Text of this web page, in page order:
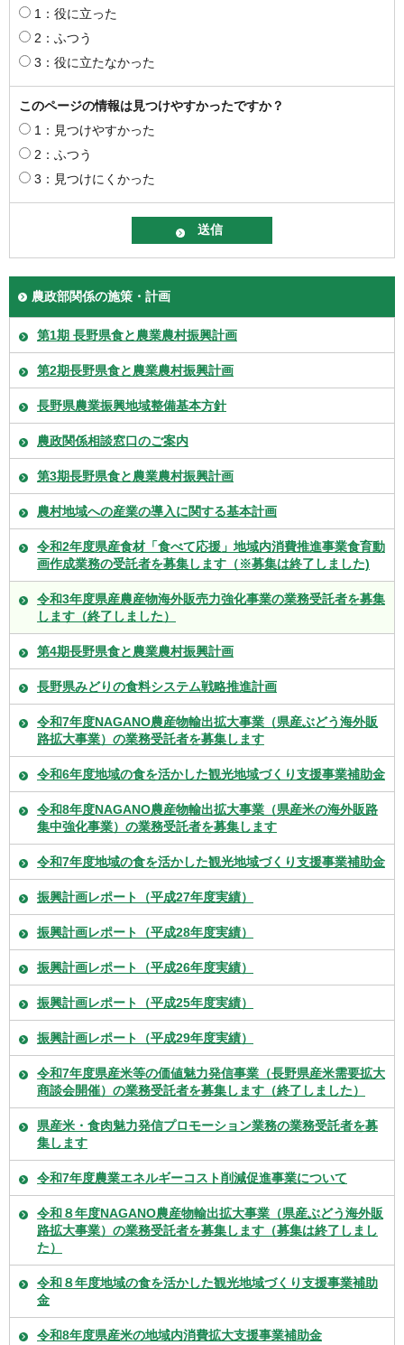
1：役に立った
2：ふつう
3：役に立たなかった
このページの情報は見つけやすかったですか？
1：見つけやすかった
2：ふつう
3：見つけにくかった
農政部関係の施策・計画
第1期 長野県食と農業農村振興計画
第2期長野県食と農業農村振興計画
長野県農業振興地域整備基本方針
農政関係相談窓口のご案内
第3期長野県食と農業農村振興計画
農村地域への産業の導入に関する基本計画
令和2年度県産食材「食べて応援」地域内消費推進事業食育動
画作成業務の受託者を募集します（※募集は終了しました)
令和3年度県産農産物海外販売力強化事業の業務受託者を募集
します（終了しました）
第4期長野県食と農業農村振興計画
長野県みどりの食料システム戦略推進計画
令和7年度NAGANO農産物輸出拡大事業（県産ぶどう海外販
路拡大事業）の業務受託者を募集します
令和6年度地域の食を活かした観光地域づくり支援事業補助金
令和8年度NAGANO農産物輸出拡大事業（県産米の海外販路
集中強化事業）の業務受託者を募集します
令和7年度地域の食を活かした観光地域づくり支援事業補助金
振興計画レポート（平成27年度実績）
振興計画レポート（平成28年度実績）
振興計画レポート（平成26年度実績）
振興計画レポート（平成25年度実績）
振興計画レポート（平成29年度実績）
令和7年度県産米等の価値魅力発信事業（長野県産米需要拡大
商談会開催）の業務受託者を募集します（終了しました）
県産米・食肉魅力発信プロモーション業務の業務受託者を募
集します
令和7年度農業エネルギーコスト削減促進事業について
令和８年度NAGANO農産物輸出拡大事業（県産ぶどう海外販
路拡大事業）の業務受託者を募集します（募集は終了しまし
た）
令和８年度地域の食を活かした観光地域づくり支援事業補助
金
令和8年度県産米の地域内消費拡大支援事業補助金